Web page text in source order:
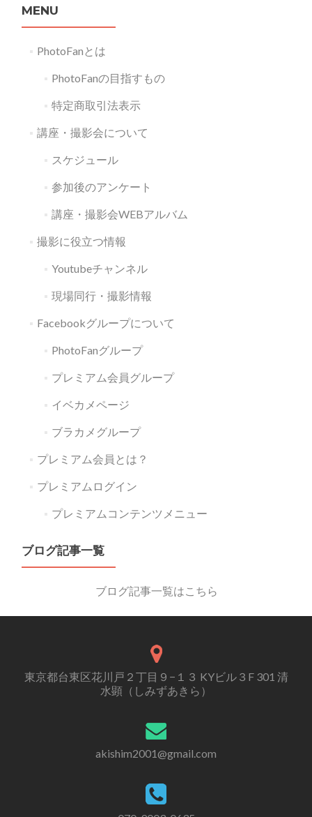
MENU
PhotoFanとは
PhotoFanの目指すもの
特定商取引法表示
講座・撮影会について
スケジュール
参加後のアンケート
講座・撮影会WEBアルバム
撮影に役立つ情報
Youtubeチャンネル
現場同行・撮影情報
Facebookグループについて
PhotoFanグループ
プレミアム会員グループ
イベカメページ
ブラカメグループ
プレミアム会員とは？
プレミアムログイン
プレミアムコンテンツメニュー
ブログ記事一覧
ブログ記事一覧はこちら
東京都台東区花川戸２丁目９−１３ KYビル３F 301 清
水顕（しみずあきら）
akishim2001@gmail.com